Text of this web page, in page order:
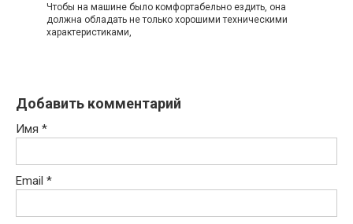
Чтобы на машине было комфортабельно ездить, она
должна обладать не только хорошими техническими
характеристиками,
Добавить комментарий
Имя *
Email *